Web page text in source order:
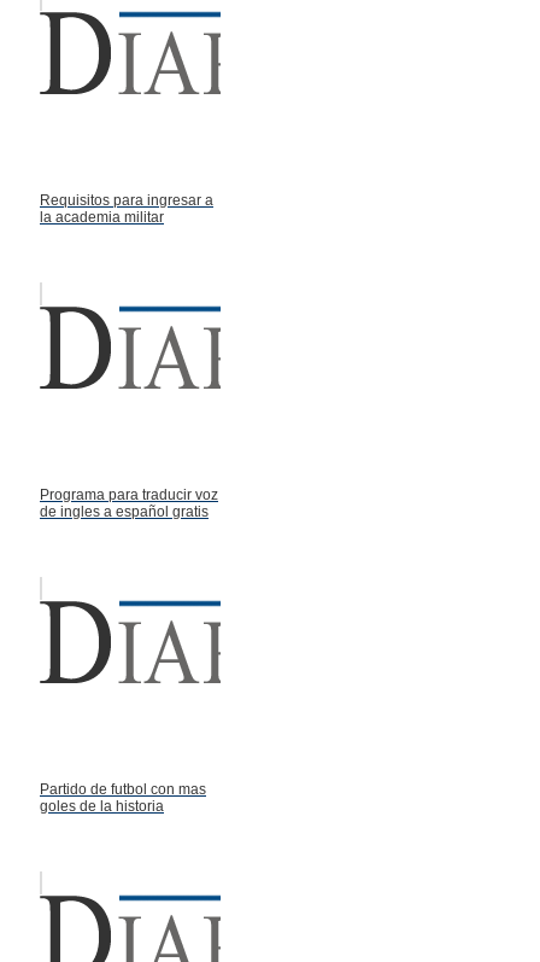
Requisitos para ingresar a
la academia militar
Programa para traducir voz
de ingles a español gratis
Partido de futbol con mas
goles de la historia